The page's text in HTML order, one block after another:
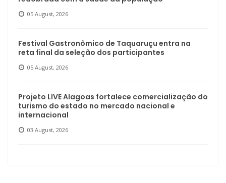
05 August, 2026
Festival Gastronômico de Taquaruçu entra na
reta final da seleção dos participantes
05 August, 2026
Projeto LIVE Alagoas fortalece comercialização do
turismo do estado no mercado nacional e
internacional
03 August, 2026